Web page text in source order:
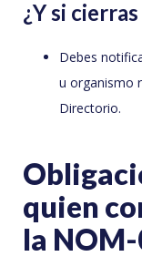
¿Y si
Debes
u organismo
Directorio.
quien
la